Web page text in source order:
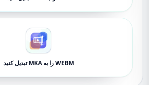
WEBM را به MKA تبدیل کنید